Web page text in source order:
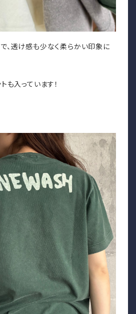
、透け感も少なく柔らかい印象に
も入っています！